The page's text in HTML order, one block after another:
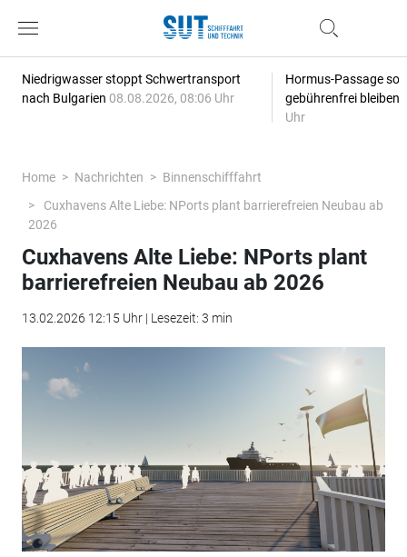
Niedrigwasser stoppt Schwertransport
nach Bulgarien 08.08.2026, 08:06 Uhr
Hormus-Passage
gebührenfrei bleiben
Uhr
Home Nachrichten
Binnenschifffahrt
Cuxhavens Alte Liebe: NPorts plant barrierefreien Neubau ab
2026
Cuxhavens Alte Liebe: NPorts plant
barrierefreien Neubau ab 2026
13.02.2026 12:15 Uhr | Lesezeit: 3 min